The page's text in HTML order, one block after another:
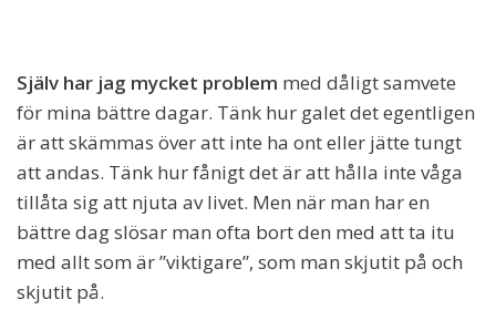
Själv har jag mycket problem med dåligt samvete
för mina bättre dagar. Tänk hur galet det egentligen
är att skämmas över att inte ha ont eller jätte tungt
att andas. Tänk hur fånigt det är att hålla inte våga
tillåta sig att njuta av livet. Men när man har en
bättre dag slösar man ofta bort den med att ta itu
med allt som är ”viktigare”, som man skjutit på och
skjutit på.